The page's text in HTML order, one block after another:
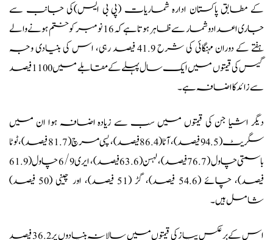
کے مطابق پاکستان ادارہ شماریات (پی بی ایس)کی جانب سے
جاری اعدادوشمار سے ظاہر ہوتا ہے کہ 16 نومبر کو ختم ہونے والے
ہفتے کے دوران مہنگائی کی شرح 41.9 فیصد رہی، اس کی بنیادی وجہ
گیس کی قیمتوں میں ایک سال پہلے کے مقابلے میں 1100 فیصد
سے زائد کا اضافہ ہے۔
دیگر اشیا جن کی قیمتوں میں سب سے زیادہ اضافہ ہوا ان میں
سگریٹ (94.5 فیصد)، آٹا (86.4 فیصد)، پسی مرچ (81.7 فیصد)، ٹوٹا
باسمتی چاول (76.7 فیصد)، لہسن (63.6 فیصد)، ایری 6/9 چاول (61.9
فیصد)، چائے (54.6 فیصد)، گڑ (51 فیصد)، اور چینی (50 فیصد)
شامل ہیں۔
اس کے برعکس پیاز کی قیمتوں میں سالانہ بنیادوں پر 36.2 فیصد